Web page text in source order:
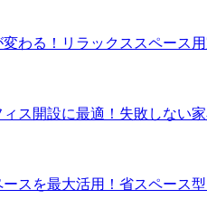
わる！リラックススペース
ス開設に最適！失敗しない
ースを最大活用！省スペース